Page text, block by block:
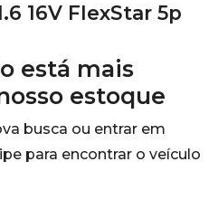
16V FlexStar 5p
está mais
estoque
busca ou entrar em
para encontrar o veículo